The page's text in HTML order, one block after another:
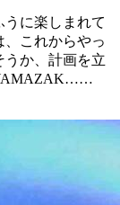
に楽しまれて
これからやっ
うか、計画を立